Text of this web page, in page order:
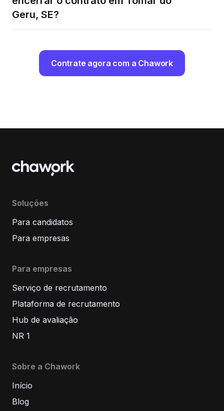
Geru, SE?
Contrate agora com a Chawork
Soluções
Para candidatos
Para empresas
Para empresas
Serviço de recrutamento
Plataforma de recrutamento
Hub de avaliação
NR 1
Sobre a Chawork
Início
Blog